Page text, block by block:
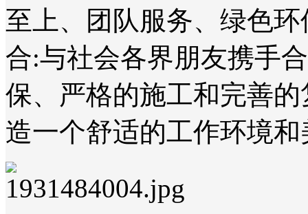
至上、团队服务、绿色
合:与社会各界朋友携手
保、严格的施工和完善
造一个舒适的工作环境